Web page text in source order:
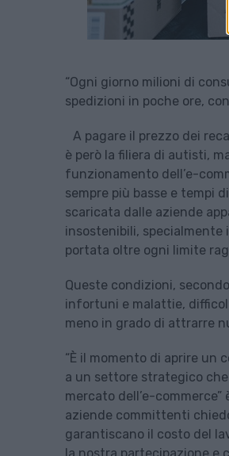
“Ogni giorno milioni di
spedizioni in poche ore,
A pagare il prezzo dei
è però la filiera di autisti,
funzionamento dell’e-
sempre più basse e tempi
scaricata dalle aziende
insostenibili,
portata oltre ogni limite
Queste condizioni,
infortuni e malattie,
meno in grado di attrarre
“È il momento di aprire
a un settore strategico che
mercato dell’e-
aziende committenti
garantiscano il costo del